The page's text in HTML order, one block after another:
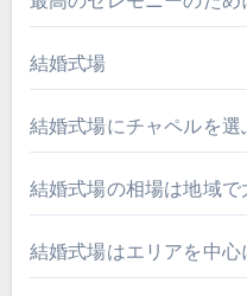
結婚式場
結婚式場にチャペルを選
結婚式場の相場は地域で
結婚式場はエリアを中心